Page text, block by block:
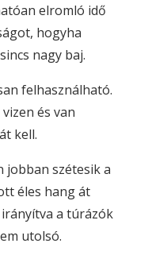
elromló idő
hogyha
nagy baj.
felhasználható.
és van
kell.
jobban szétesik a
éles hang át
a túrázók
utolsó.